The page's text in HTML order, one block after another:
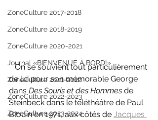
ZoneCulture 2017-2018
ZoneCulture 2018-2019
ZoneCulture 2020-2021
Journal «BIENVENUE À BORD!»
ZoneCulture 2021-2022
ZoneCulture 2022-2023
ZoneCulture 2023-2024
On se souvient tout particulièrement
de lui pour son mémorable George
dans Des Souris et des Hommes de
Steinbeck dans le téléthéâtre de Paul
Blouin en 1971, aux côtés de Jacques